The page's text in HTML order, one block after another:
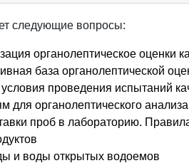
следующие вопросы:
органолептическое оценки
база органолептической
проведения испытаний
органолептического анализа
проб в лабораторию.
и воды открытых водоемов